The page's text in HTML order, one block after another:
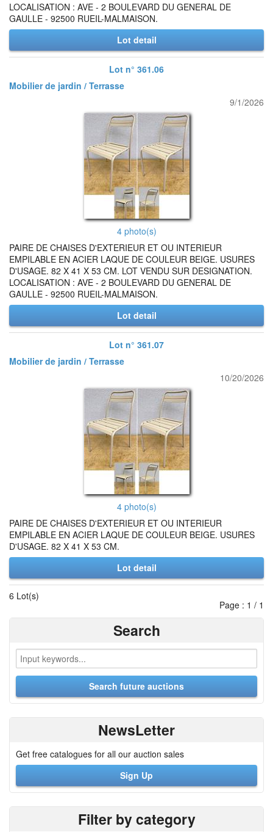
LOCALISATION : AVE - 2 BOULEVARD DU GENERAL DE
GAULLE - 92500 RUEIL-MALMAISON.
Lot detail
Lot n° 361.06
Mobilier de jardin / Terrasse
9/1/2026
4 photo(s)
PAIRE DE CHAISES D'EXTERIEUR ET OU INTERIEUR
EMPILABLE EN ACIER LAQUE DE COULEUR BEIGE. USURES
D'USAGE. 82 X 41 X 53 CM. LOT VENDU SUR DESIGNATION.
LOCALISATION : AVE - 2 BOULEVARD DU GENERAL DE
GAULLE - 92500 RUEIL-MALMAISON.
Lot detail
Lot n° 361.07
Mobilier de jardin / Terrasse
10/20/2026
4 photo(s)
PAIRE DE CHAISES D'EXTERIEUR ET OU INTERIEUR
EMPILABLE EN ACIER LAQUE DE COULEUR BEIGE. USURES
D'USAGE. 82 X 41 X 53 CM.
Lot detail
6 Lot(s)
Page : 1 / 1
Search
NewsLetter
Get free catalogues for all our auction sales
Sign Up
Filter by category